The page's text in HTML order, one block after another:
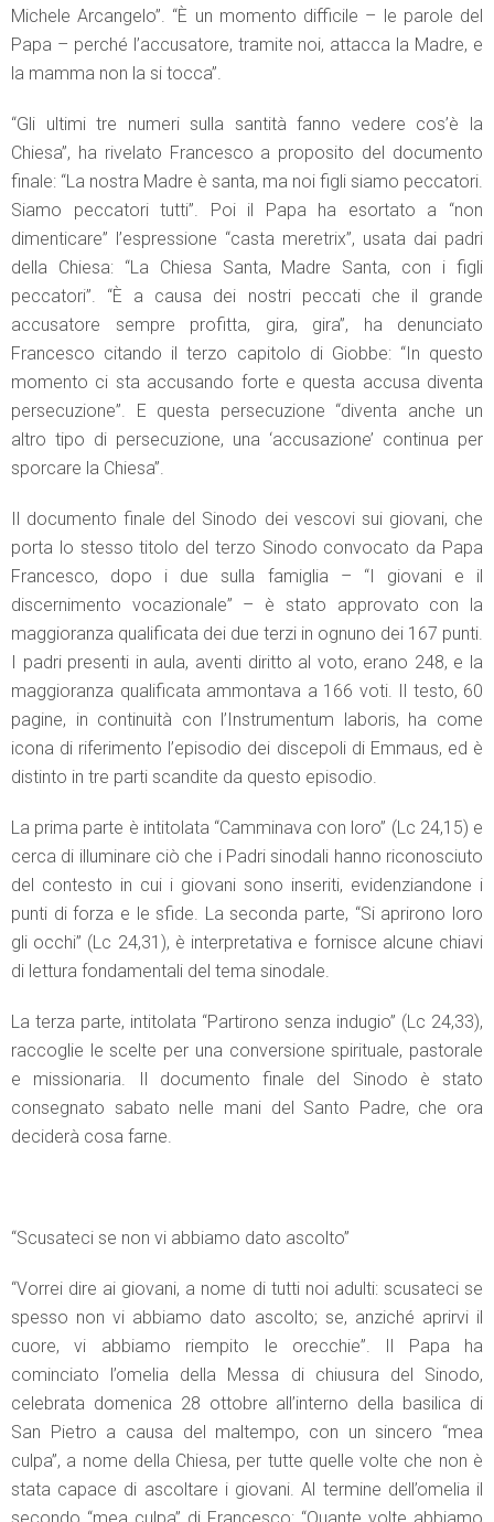
Michele Arcangelo”. “È un momento difficile – le parole del
Papa – perché l’accusatore, tramite noi, attacca la Madre, e
la mamma non la si tocca”.
“Gli ultimi tre numeri sulla santità fanno vedere cos’è la
Chiesa”, ha rivelato Francesco a proposito del documento
finale: “La nostra Madre è santa, ma noi figli siamo peccatori.
Siamo peccatori tutti”. Poi il Papa ha esortato a “non
dimenticare” l’espressione “casta meretrix”, usata dai padri
della Chiesa: “La Chiesa Santa, Madre Santa, con i figli
peccatori”. “È a causa dei nostri peccati che il grande
accusatore sempre profitta, gira, gira”, ha denunciato
Francesco citando il terzo capitolo di Giobbe: “In questo
momento ci sta accusando forte e questa accusa diventa
persecuzione”. E questa persecuzione “diventa anche un
altro tipo di persecuzione, una ‘accusazione’ continua per
sporcare la Chiesa”.
Il documento finale del Sinodo dei vescovi sui giovani, che
porta lo stesso titolo del terzo Sinodo convocato da Papa
Francesco, dopo i due sulla famiglia – “I giovani e il
discernimento vocazionale” – è stato approvato con la
maggioranza qualificata dei due terzi in ognuno dei 167 punti.
I padri presenti in aula, aventi diritto al voto, erano 248, e la
maggioranza qualificata ammontava a 166 voti. Il testo, 60
pagine, in continuità con l’Instrumentum laboris, ha come
icona di riferimento l’episodio dei discepoli di Emmaus, ed è
distinto in tre parti scandite da questo episodio.
La prima parte è intitolata “Camminava con loro” (Lc 24,15) e
cerca di illuminare ciò che i Padri sinodali hanno riconosciuto
del contesto in cui i giovani sono inseriti, evidenziandone i
punti di forza e le sfide. La seconda parte, “Si aprirono loro
gli occhi” (Lc 24,31), è interpretativa e fornisce alcune chiavi
di lettura fondamentali del tema sinodale.
La terza parte, intitolata “Partirono senza indugio” (Lc 24,33),
raccoglie le scelte per una conversione spirituale, pastorale
e missionaria. Il documento finale del Sinodo è stato
consegnato sabato nelle mani del Santo Padre, che ora
deciderà cosa farne.
“Scusateci se non vi abbiamo dato ascolto”
“Vorrei dire ai giovani, a nome di tutti noi adulti: scusateci se
spesso non vi abbiamo dato ascolto; se, anziché aprirvi il
cuore, vi abbiamo riempito le orecchie”. Il Papa ha
cominciato l’omelia della Messa di chiusura del Sinodo,
celebrata domenica 28 ottobre all’interno della basilica di
San Pietro a causa del maltempo, con un sincero “mea
culpa”, a nome della Chiesa, per tutte quelle volte che non è
stata capace di ascoltare i giovani. Al termine dell’omelia il